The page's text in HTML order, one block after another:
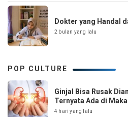
Dokter yang Handal
2 bulan yang lalu
POP CULTURE
Ginjal Bisa Rusak
Ternyata Ada di
4 hari yang lalu